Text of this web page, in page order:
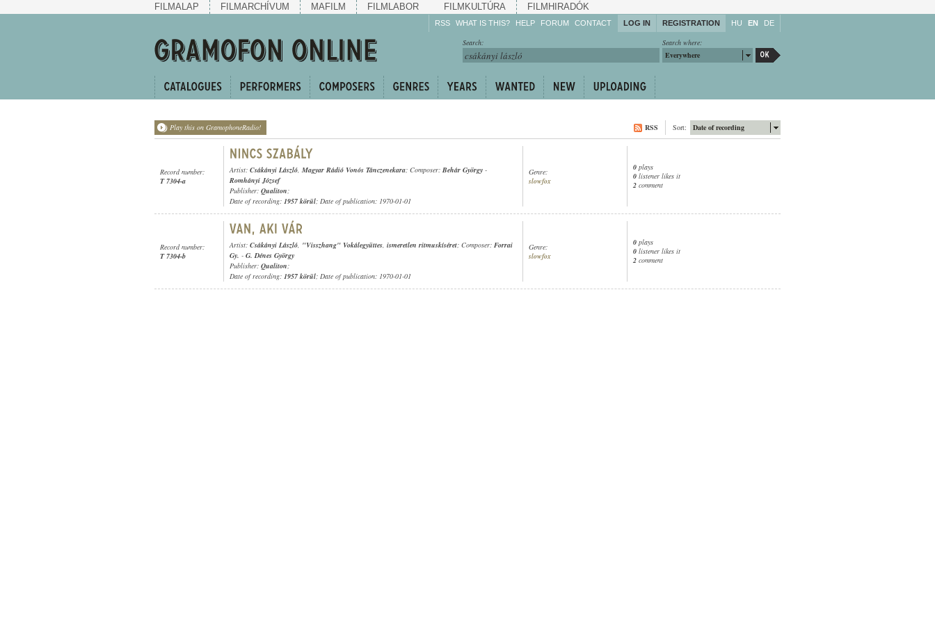
FILMALAP FILMARCHÍVUM MAFILM FILMLABOR FILMKULTÚRA FILMHIRADÓK
RSS WHAT IS THIS? HELP
Enrich!
Keep track of what is
Share!
FORUM CONTACT LOG IN REGISTRATION HU EN DE
Search where:
Everywhere
Search:
Play this on GramophoneRadio! Date of recording
Sort:
RSS
Record number:
T 7304-a
Artist: Csákányi László, Magyar Rádió Vonós Tánczenekara; Composer: Behár György -
Romhányi József
Publisher: Qualiton;
Date of recording: 1957 körül; Date of publication: 1970-01-01
Genre:
slowfox
0 plays
0 listener likes it
2 comment
Record number:
T 7304-b
Artist: Csákányi László, "Visszhang" Vokálegyüttes, ismeretlen ritmuskíséret; Composer: Forrai
Gy. - G. Dénes György
Publisher: Qualiton;
Date of recording: 1957 körül; Date of publication: 1970-01-01
Genre:
slowfox
0 plays
0 listener likes it
2 comment